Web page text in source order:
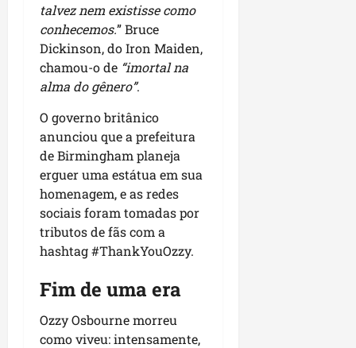
talvez nem existisse como
conhecemos.” Bruce
Dickinson, do Iron Maiden,
chamou-o de “imortal na
alma do gênero”.
O governo britânico
anunciou que a prefeitura
de Birmingham planeja
erguer uma estátua em sua
homenagem, e as redes
sociais foram tomadas por
tributos de fãs com a
hashtag #ThankYouOzzy.
Fim de uma era
Ozzy Osbourne morreu
como viveu: intensamente,